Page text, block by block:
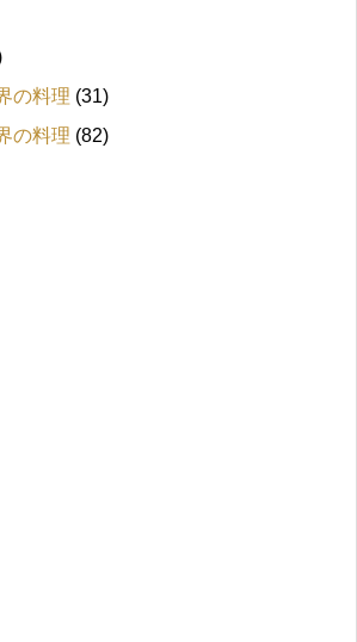
の料理 (31)
の料理 (82)